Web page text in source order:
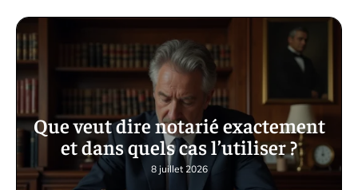
Que veut dire notarié exactement
et dans quels cas l’utiliser ?
8 juillet 2026